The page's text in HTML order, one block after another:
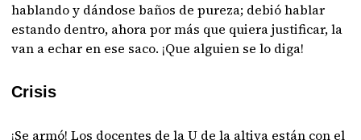
hablando y dándose baños de pureza; debió hablar
estando dentro, ahora por más que quiera justificar, la
van a echar en ese saco. ¡Que alguien se lo diga!
Crisis
¡Se armó! Los docentes de la U de la altiva están con el